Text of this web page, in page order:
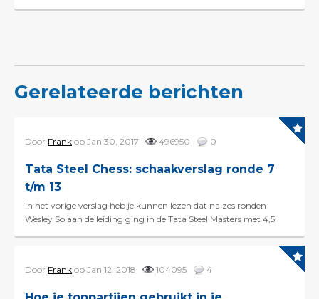
Gerelateerde berichten
Door Frank op Jan 30, 2017 496950 0
Tata Steel Chess: schaakverslag ronde 7
t/m 13
In het vorige verslag heb je kunnen lezen dat na zes ronden
Wesley So aan de leiding ging in de Tata Steel Masters met 4,5
Door Frank op Jan 12, 2018 104095 4